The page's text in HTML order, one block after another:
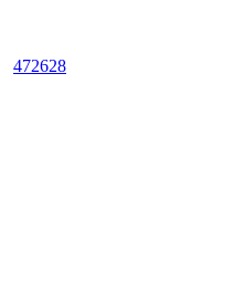
472628